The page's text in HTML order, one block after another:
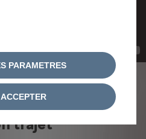
trajet
PARAMETRES